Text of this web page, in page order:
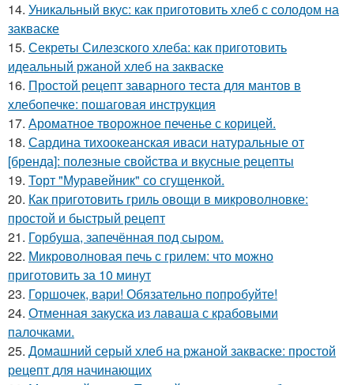
14. Уникальный вкус: как приготовить хлеб с солодом на
закваске
15. Секреты Силезского хлеба: как приготовить
идеальный ржаной хлеб на закваске
16. Простой рецепт заварного теста для мантов в
хлебопечке: пошаговая инструкция
17. Ароматное творожное печенье с корицей.
18. Сардина тихоокеанская иваси натуральные от
[бренда]: полезные свойства и вкусные рецепты
19. Торт "Муравейник" со сгущенкой.
20. Как приготовить гриль овощи в микроволновке:
простой и быстрый рецепт
21. Горбуша, запечённая под сыром.
22. Микроволновая печь с грилем: что можно
приготовить за 10 минут
23. Горшочек, вари! Обязательно попробуйте!
24. Отменная закуска из лаваша с крабовыми
палочками.
25. Домашний серый хлеб на ржаной закваске: простой
рецепт для начинающих